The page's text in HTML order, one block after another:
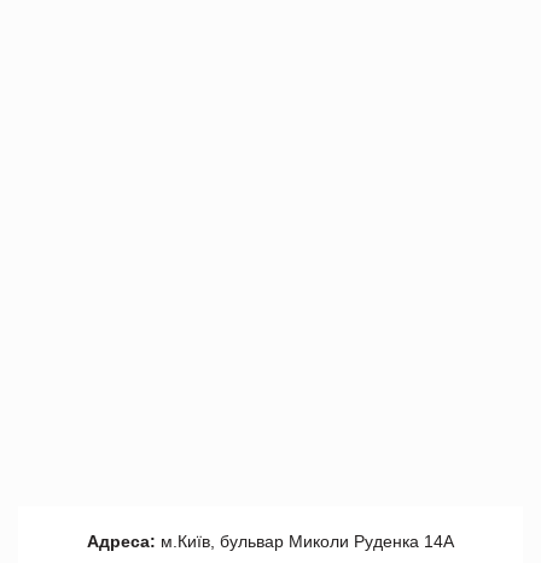
Адреса: м.Київ, бульвар Миколи Руденка 14А